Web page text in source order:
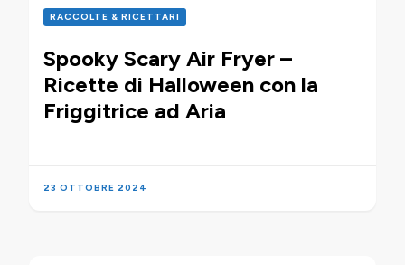
RACCOLTE & RICETTARI
Spooky Scary Air Fryer –
Ricette di Halloween con la
Friggitrice ad Aria
23 OTTOBRE 2024